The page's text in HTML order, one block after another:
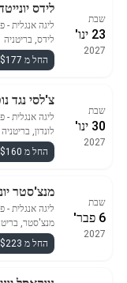
שבת
23 ינו'
2027
לידס
ליגה אנגלית -
לידס, בריטניה
החל מ $177
שבת
30 ינו'
2027
צ'לסי נגד
ליגה אנגלית -
לונדון, בריטניה
החל מ $160
שבת
6 פבר'
2027
מנצ'סטר
ליגה אנגלית -
מנצ'סטר,
החל מ $223